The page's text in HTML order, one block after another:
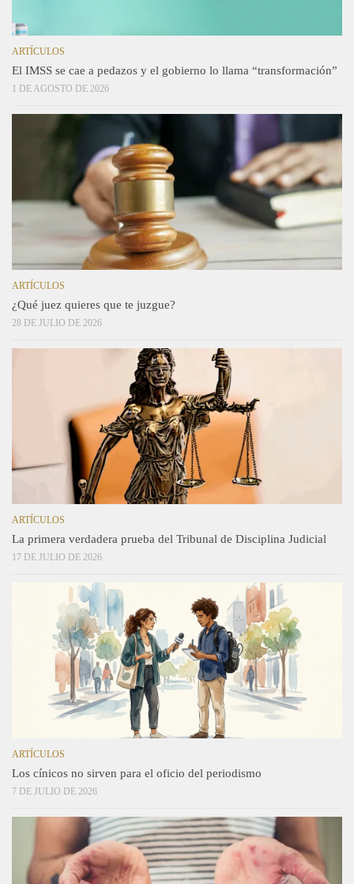
ARTÍCULOS
El IMSS se cae a pedazos y el gobierno lo llama “transformación”
1 DE AGOSTO DE 2026
ARTÍCULOS
¿Qué juez quieres que te juzgue?
28 DE JULIO DE 2026
ARTÍCULOS
La primera verdadera prueba del Tribunal de Disciplina Judicial
17 DE JULIO DE 2026
ARTÍCULOS
Los cínicos no sirven para el oficio del periodismo
7 DE JULIO DE 2026